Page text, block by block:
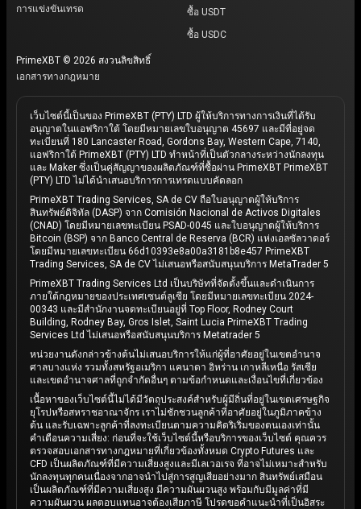
การแข่งขันเทรด
ซื้อ USDT
ซื้อ USDC
PrimeXBT © 2026 สงวนลิขสิทธิ์
เอกสารทางกฎหมาย
เว็บไซต์นี้เป็นของ PrimeXBT (PTY) LTD ผู้ให้บริการทางการเงินที่ได้รับ
อนุญาตในแอฟริกาใต้ โดยมีหมายเลขใบอนุญาต 45697 และมีที่อยู่จด
ทะเบียนที่ 180 Lancaster Road, Gordons Bay, Western Cape, 7140,
แอฟริกาใต้ PrimeXBT (PTY) LTD ทำหน้าที่เป็นตัวกลางระหว่างนักลงทุน
และ Maker ซึ่งเป็นคู่สัญญาของผลิตภัณฑ์ที่ซื้อผ่าน PrimeXBT PrimeXBT
(PTY) LTD ไม่ได้นำเสนอบริการการเทรดแบบคัดลอก
PrimeXBT Trading Services, SA de CV ถือใบอนุญาตผู้ให้บริการ
สินทรัพย์ดิจิทัล (DASP) จาก Comisión Nacional de Activos Digitales
(CNAD) โดยมีหมายเลขทะเบียน PSAD-0045 และใบอนุญาตผู้ให้บริการ
Bitcoin (BSP) จาก Banco Central de Reserva (BCR) แห่งเอลซัลวาดอร์
โดยมีหมายเลขทะเบียน 66d10393e8a00a3181b8e457 PrimeXBT
Trading Services, SA de CV ไม่เสนอหรือสนับสนุนบริการ MetaTrader 5
PrimeXBT Trading Services Ltd เป็นบริษัทที่จัดตั้งขึ้นและดำเนินการ
ภายใต้กฎหมายของประเทศเซนต์ลูเซีย โดยมีหมายเลขทะเบียน 2024-
00343 และมีสำนักงานจดทะเบียนอยู่ที่ Top Floor, Rodney Court
Building, Rodney Bay, Gros Islet, Saint Lucia PrimeXBT Trading
Services Ltd ไม่เสนอหรือสนับสนุนบริการ Metatrader 5
หน่วยงานดังกล่าวข้างต้นไม่เสนอบริการให้แก่ผู้ที่อาศัยอยู่ในเขตอำนาจ
ศาลบางแห่ง รวมทั้งสหรัฐอเมริกา แคนาดา อิหร่าน เกาหลีเหนือ รัสเซีย
และเขตอำนาจศาลที่ถูกจำกัดอื่นๆ ตามข้อกำหนดและเงื่อนไขที่เกี่ยวข้อง
เนื้อหาของเว็บไซต์นี้ไม่ได้มีวัตถุประสงค์สำหรับผู้มีถิ่นที่อยู่ในเขตเศรษฐกิจ
ยุโรปหรือสหราชอาณาจักร เราไม่ชักชวนลูกค้าที่อาศัยอยู่ในภูมิภาคข้าง
ต้น และรับเฉพาะลูกค้าที่ลงทะเบียนตามความคิดริเริ่มของตนเองเท่านั้น
คำเตือนความเสี่ยง: ก่อนที่จะใช้เว็บไซต์นี้หรือบริการของเว็บไซต์ คุณควร
ตรวจสอบเอกสารทางกฎหมายที่เกี่ยวข้องทั้งหมด Crypto Futures และ
CFD เป็นผลิตภัณฑ์ที่มีความเสี่ยงสูงและมีเลเวอเรจ ที่อาจไม่เหมาะสำหรับ
นักลงทุนทุกคนเนื่องจากอาจนำไปสู่การสูญเสียอย่างมาก สินทรัพย์เสมือน
เป็นผลิตภัณฑ์ที่มีความเสี่ยงสูง มีความผันผวนสูง พร้อมกับมีมูลค่าที่มี
ความผันผวน ผลตอบแทนอาจต้องเสียภาษี โปรดขอคำแนะนำที่เป็นอิสระ